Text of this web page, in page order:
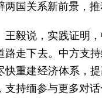
两国关系新前景，
王毅说，实践证明
路走下去。中方支
快重建经济体系，
支持缅参与更多对